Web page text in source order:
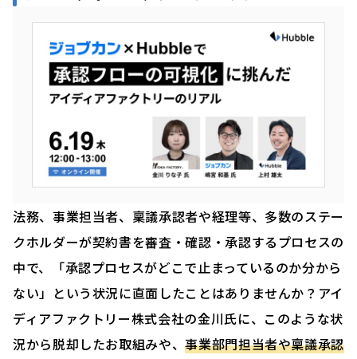
法務、事業担当者、稟議承認者や経理等、多数のステー
クホルダーが契約書を審査・確認・承認するプロセスの
中で、「承認プロセスがどこで止まっているのか分から
ない」という状況に直面したことはありませんか？アイ
ディアファクトリー株式会社の金川氏に、このような状
況から脱却したお取組みや、事業部門担当者や稟議承認